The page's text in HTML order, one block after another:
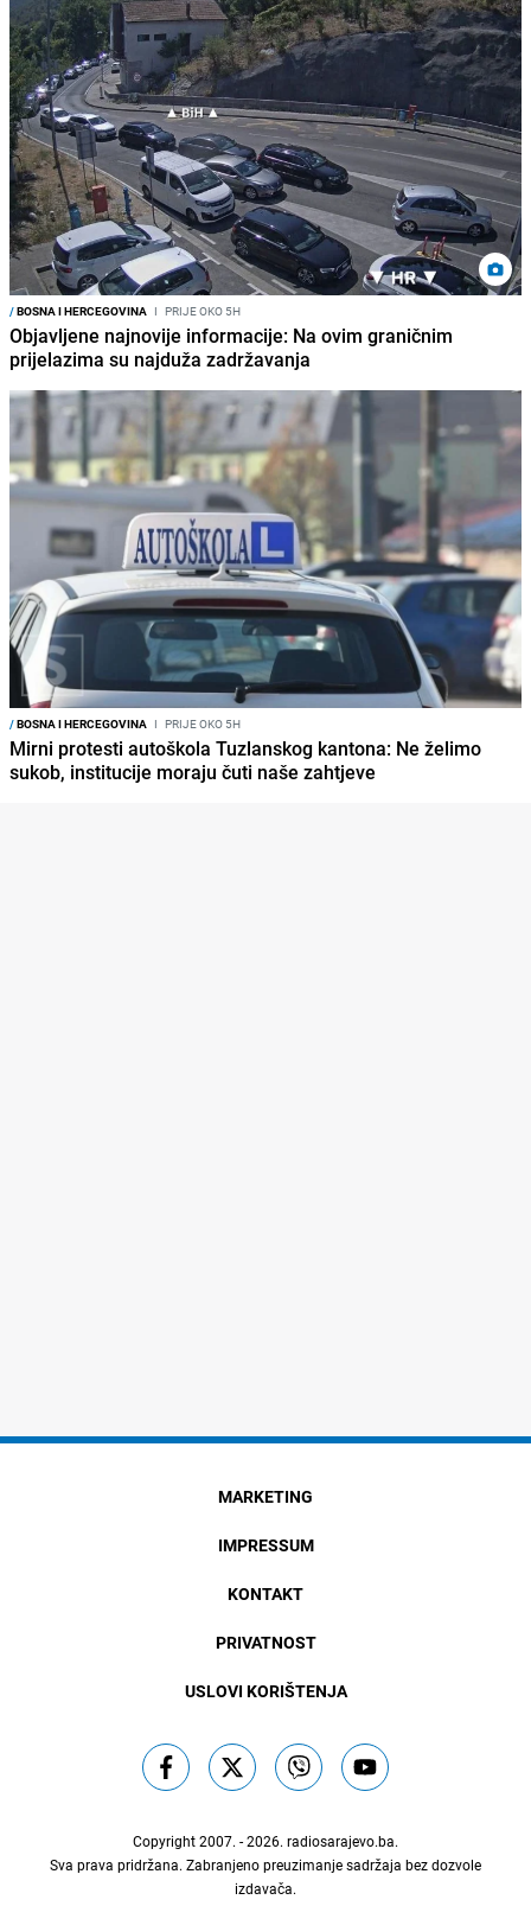
/BOSNA I HERCEGOVINA I PRIJE OKO 5H
Objavljene najnovije informacije: Na ovim graničnim
prijelazima su najduža zadržavanja
/BOSNA I HERCEGOVINA I PRIJE OKO 5H
Mirni protesti autoškola Tuzlanskog kantona: Ne želimo
sukob, institucije moraju čuti naše zahtjeve
MARKETING
IMPRESSUM
KONTAKT
PRIVATNOST
USLOVI KORIŠTENJA
Copyright 2007. - 2026. radiosarajevo.ba.
Sva prava pridržana. Zabranjeno preuzimanje sadržaja bez dozvole
izdavača.